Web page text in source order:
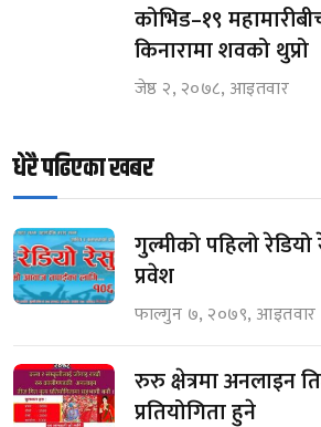
कोभिड–१९
किनारामा शवको थुप्रो
जेष्ठ २, २०७८, आइतवार
धेरै पढिएका खबर
गुल्मीको पहिलो रेडियो
प्रवेश
फाल्गुन ७, २०७९, आइतवार
रुरु क्षेत्रमा अनलाइन
प्रतियोगिता हुने